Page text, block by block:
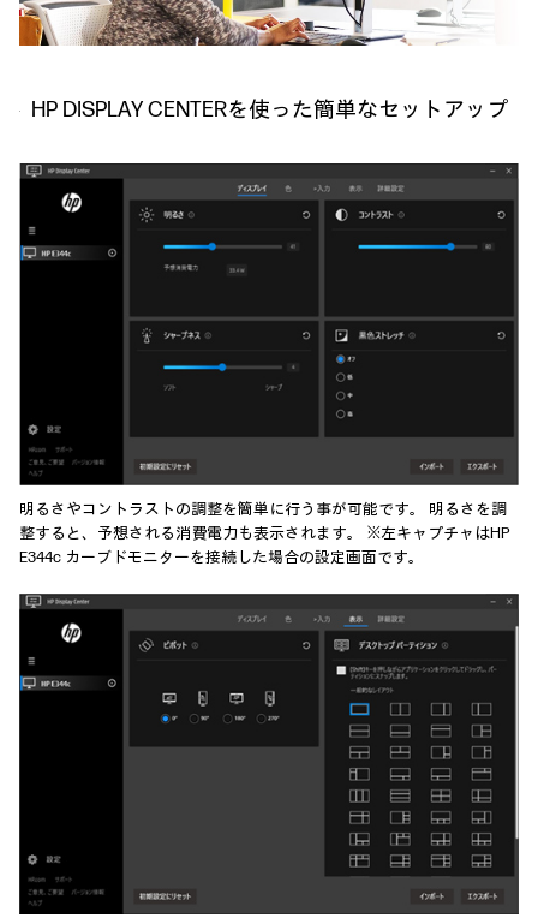
HP DISPLAY CENTERを使った簡単なセットアップ
明るさやコントラストの調整を簡単に行う事が可能です。 明るさを調
整すると、予想される消費電力も表示されます。 ※左キャプチャはHP
E344c カーブドモニターを接続した場合の設定画面です。